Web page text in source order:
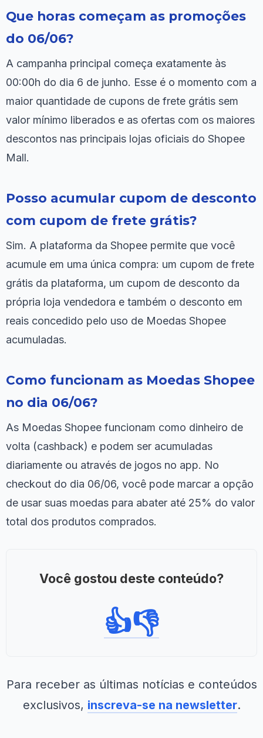
Que horas começam as promoções
do 06/06?
A campanha principal começa exatamente às
00:00h do dia 6 de junho. Esse é o momento com a
maior quantidade de cupons de frete grátis sem
valor mínimo liberados e as ofertas com os maiores
descontos nas principais lojas oficiais do Shopee
Mall.
Posso acumular cupom de desconto
com cupom de frete grátis?
Sim. A plataforma da Shopee permite que você
acumule em uma única compra: um cupom de frete
grátis da plataforma, um cupom de desconto da
própria loja vendedora e também o desconto em
reais concedido pelo uso de Moedas Shopee
acumuladas.
Como funcionam as Moedas Shopee
no dia 06/06?
As Moedas Shopee funcionam como dinheiro de
volta (cashback) e podem ser acumuladas
diariamente ou através de jogos no app. No
checkout do dia 06/06, você pode marcar a opção
de usar suas moedas para abater até 25% do valor
total dos produtos comprados.
Você gostou deste conteúdo?
👍👎
Para receber as últimas notícias e conteúdos
exclusivos, inscreva-se na newsletter.